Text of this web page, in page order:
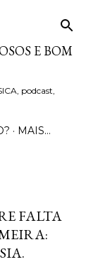
E BOM
podcast,
MAIS…
FALTA